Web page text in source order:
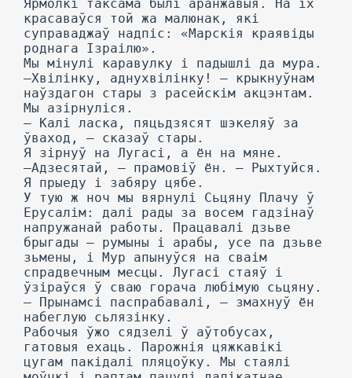
Ярмолкі таксама былі аранжавыя. На іх
красаваўся той жа малюнак, які
суправаджаў надпіс: «Марскія краявіды
роднага Ізраілю».
Мы мінулі каравулку і падышлі да мура.
—Хвілінку, аднухвілінку! — крыкнуўнам
наўздагон стары з расейскім акцэнтам.
Мы азірнуліся.
— Калі ласка, пяцьдзясят шэкеляў за
ўваход, — сказаў стары.
Я зірнуў на Лугасі, а ён на мяне.
—Адзесятай, — прамовіў ён. — Рыхтуйся.
Я прыеду і забяру цябе.
У тую ж ноч мы вярнулі Сьцяну Плачу ў
Ерусалім: далі рады за восем гадзінаў
напружанай работы. Працавалі дзьве
брыгады — румыны і арабы, усе па дзьве
зьмены, і Мур апынуўся на сваім
спрадвечным месцы. Лугасі стаяў і
ўзіраўся ў сваю горача любімую сьцяну.
— Прынамсі паспрабавалі, — змахнуў ён
набеглую сьлязінку.
Рабочыя ўжо сядзелі ў аўтобусах,
гатовыя ехаць. Парожнія цяжкавікі
цугам пакідалі пляцоўку. Мы стаялі